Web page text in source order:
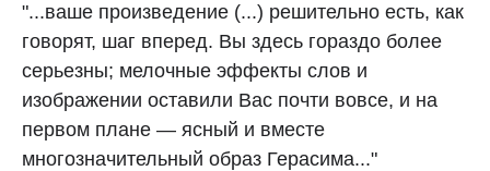
"...ваше произведение (...) решительно есть, как
говорят, шаг вперед. Вы здесь гораздо более
серьезны; мелочные эффекты слов и
изображении оставили Вас почти вовсе, и на
первом плане — ясный и вместе
многозначительный образ Герасима..."